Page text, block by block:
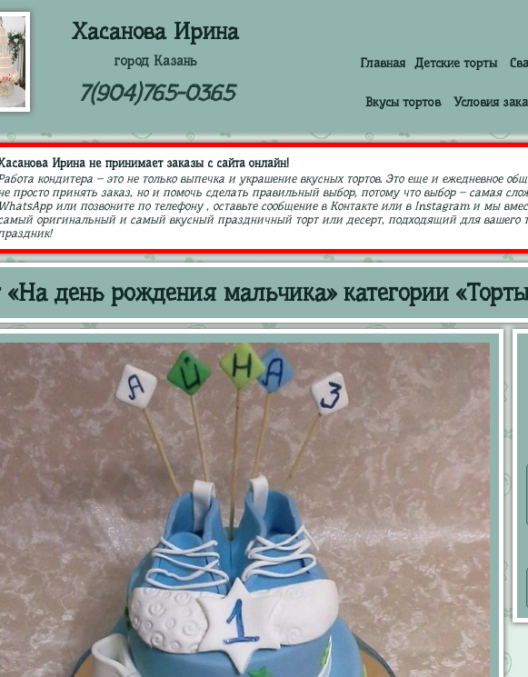
Хасанова Ирина
город Казань
7(904)765-0365
Главная Детские торты
Вкусы тортов Условия
Ирина не принимает заказы с сайта онлайн!
кондитера – это не только выпечка и украшение вкусных тортов. Это еще и ежедневное
просто принять заказ, но и помочь сделать правильный выбор, потому что выбор – самая
WhatsApp или позвоните по телефону , оставьте сообщение в Контакте или в Instagram и мы
оригинальный и самый вкусный праздничный торт или десерт, подходящий для вашего
«На день рождения мальчика» категории